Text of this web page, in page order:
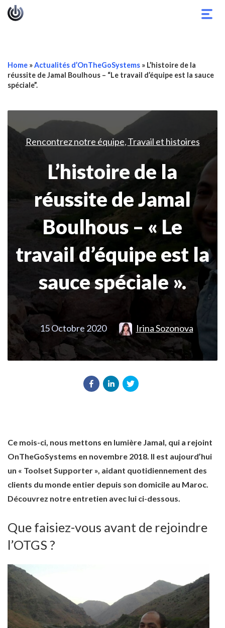
Home »Actualités d’OnTheGoSystems » L’histoire de la
réussite de Jamal Boulhous – “Le travail d’équipe est la sauce
spéciale”.
Rencontrez notre équipe, Travail et histoires
L’histoire de la
réussite de Jamal
Boulhous – « Le
travail d’équipe est la
sauce spéciale ».
15 Octobre 2020 Irina Sozonova
Ce mois-ci, nous mettons en lumière Jamal, qui a rejoint
OnTheGoSystems en novembre 2018. Il est aujourd’hui
un « Toolset Supporter », aidant quotidiennement des
clients du monde entier depuis son domicile au Maroc.
Découvrez notre entretien avec lui ci-dessous.
Que faisiez-vous avant de rejoindre
l’OTGS ?